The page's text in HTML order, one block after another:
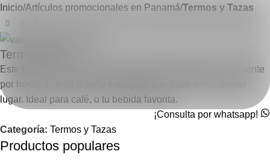
Inicio Artículos promocionales en Panamá Termos y Tazas
Termo skinny
Este termo skinny de 600 ml mantiene tu bebida fría o caliente
por horas, con un diseño estilizado que cabe en cualquier
lugar. Ideal para café, o tu bebida favorita.
¡Consulta por whatsapp!
Categoría: Termos y Tazas
Productos populares